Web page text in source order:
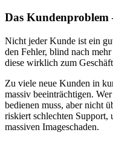
Das Kundenproblem
Nicht jeder Kunde ist ein
den Fehler, blind nach
diese wirklich zum
Zu viele neue Kunden in
massiv beeinträchtigen.
bedienen muss, aber nicht
riskiert schlechten Support,
massiven Imageschaden.